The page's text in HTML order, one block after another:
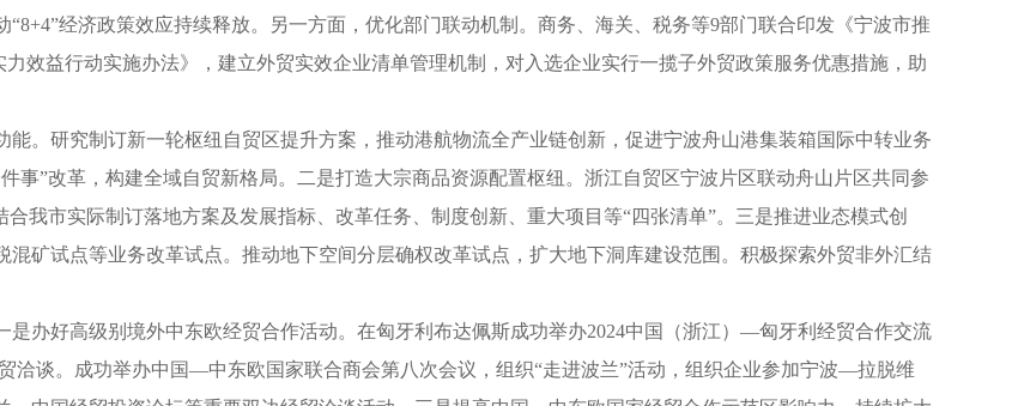
经济政策效应持续释放。另一方面，优化部门联动机制。商务、海关、税务等9部门联合印发《宁波市推
效益行动实施办法》，建立外贸实效企业清单管理机制，对入选企业实行一揽子外贸政策服务优惠措施，助
能。研究制订新一轮枢纽自贸区提升方案，推动港航物流全产业链创新，促进宁波舟山港集装箱国际中转业务
事”改革，构建全域自贸新格局。二是打造大宗商品资源配置枢纽。浙江自贸区宁波片区联动舟山片区共同参
我市实际制订落地方案及发展指标、改革任务、制度创新、重大项目等“四张清单”。三是推进业态模式创
矿试点等业务改革试点。推动地下空间分层确权改革试点，扩大地下洞库建设范围。积极探索外贸非外汇结
办好高级别境外中东欧经贸合作活动。在匈牙利布达佩斯成功举办2024中国（浙江）—匈牙利经贸合作交流
洽谈。成功举办中国—中东欧国家联合商会第八次会议，组织“走进波兰”活动，组织企业参加宁波—拉脱维